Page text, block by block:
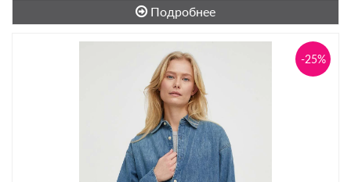
Подробнее
-25%